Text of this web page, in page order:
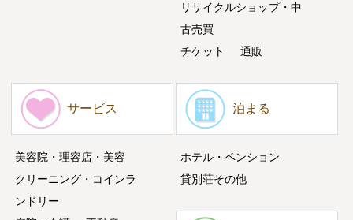
リサイクルショップ・中
古売買
チケット
通販
サービス
美容院・理容店・美容
クリーニング・コインラ
ンドリー
泊まる
ホテル・ペンション
貸別荘その他